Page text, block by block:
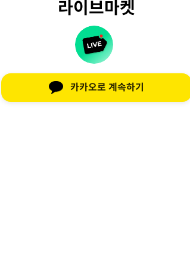
라이브마켓
카카오로 계속하기